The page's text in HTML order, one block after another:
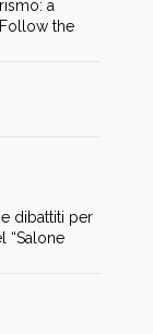
a
the
dibattiti per
“Salone